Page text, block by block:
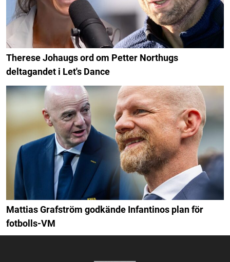
Therese Johaugs ord om Petter Northugs
deltagandet i Let's Dance
Mattias Grafström godkände Infantinos plan för
fotbolls-VM